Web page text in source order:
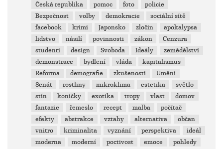
Česká republika
pomoc foto
policie
Bezpečnost
volby demokracie
sociální sítě
facebook
krimi Japonsko zločin
apokalypsa
lidstvo
násilí povinnosti zákon
Cenzura
studenti
design Svoboda Ideály
zemědělství
demonstrace
bydlení vláda
kapitalismus
Reforma
demografie zkušenosti
Umění
Senát
rostliny mikroklima estetika
světlo
stín
koníčky exotika tropy vlast
domov
fantazie
řemeslo recept malba
počítač
efekty
abstrakce vztahy alternativa
občan
vnitro
kriminalita vyznání perspektiva
ideál
moderna
moderní poctivost emoce
pohledy